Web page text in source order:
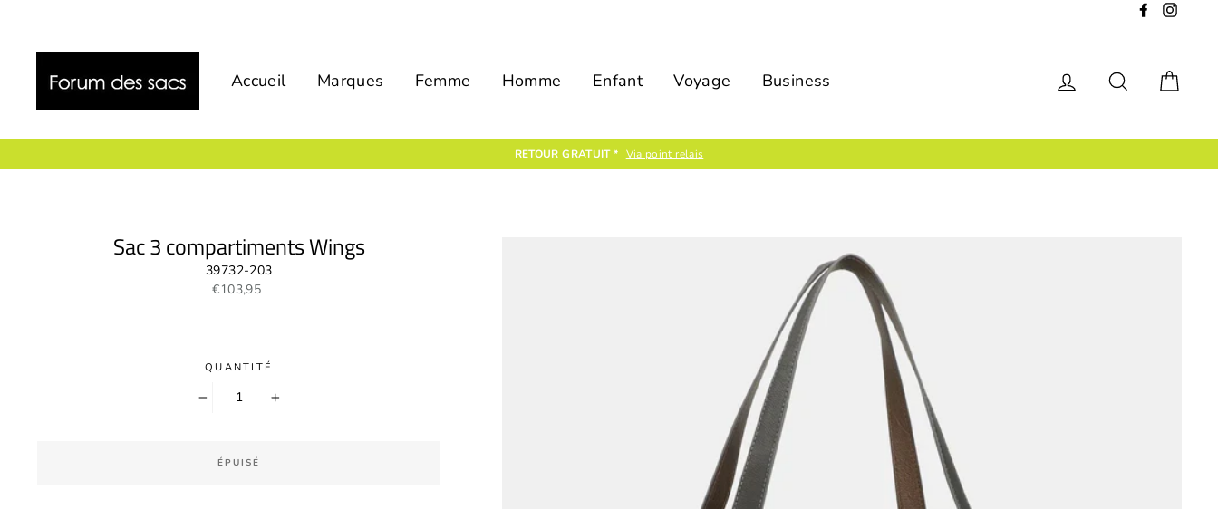
au
Facebook
Accueil Marques Femme Homme Enfant Voyage Business Se connecter
Rechercher
RETOUR GRATUIT * Via point relais
Sac 3 compartiments Wings
39732-203
Prix
€103,95
QUANTITÉ
+
ÉPUISÉ